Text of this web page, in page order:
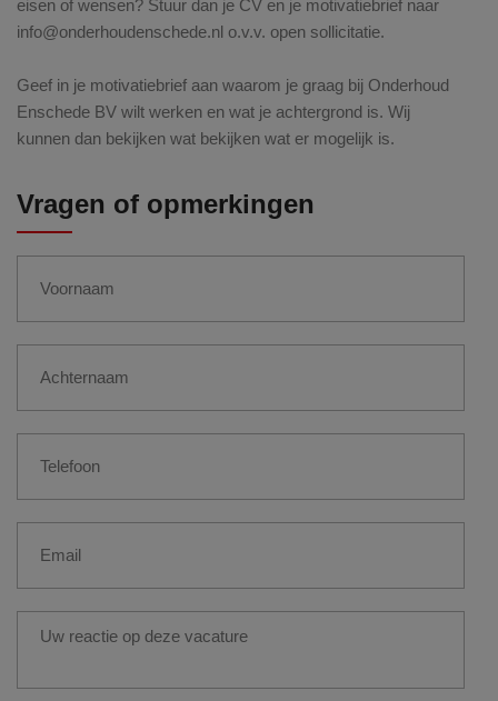
eisen of wensen? Stuur dan je CV en je motivatiebrief naar
info@onderhoudenschede.nl o.v.v. open sollicitatie.
Geef in je motivatiebrief aan waarom je graag bij Onderhoud
Enschede BV wilt werken en wat je achtergrond is. Wij
kunnen dan bekijken wat bekijken wat er mogelijk is.
Vragen of opmerkingen